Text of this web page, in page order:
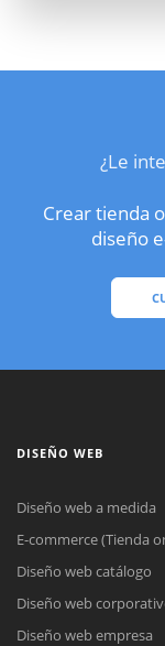
¿Le
Crear tienda
diseño
DISEÑO WEB
Diseño web a medida
E-commerce (Tienda
Diseño web catálogo
Diseño web
Diseño web empresa